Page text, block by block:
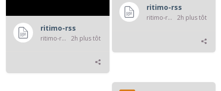
ritimo-rss
ritimo-rss 2h plus tôt
ritimo-rss
ritimo-rss 2h plus tôt